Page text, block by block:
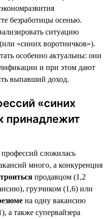
безработицы осенью.
ситуацию
«синих воротничков»).
особенно актуальны: они
и при этом дают
выпавший доход.
«синих
принадлежит
сложилась
много, а конкуренция
продавцом (1,2
грузчиком (1,6) или
на одну вакансию
а также супервайзера